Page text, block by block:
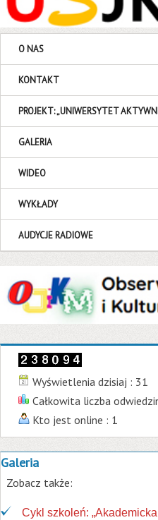
O NAS
KONTAKT
PROJEKT: „UNIWERSYTET
GALERIA
WIDEO
WYKŁADY
AUDYCJE RADIOWE
Wyświetlenia dzisiaj : 31
Całkowita liczba
Kto jest online : 1
Galeria
Zobacz także:
Cykl szkoleń: